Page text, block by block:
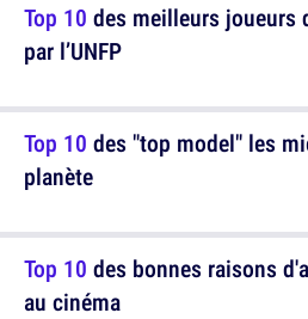
Top 10 des "top model" les
planète
Top 10 des meilleurs joueurs
par l’UNFP
Top 10 des bonnes raisons
au cinéma